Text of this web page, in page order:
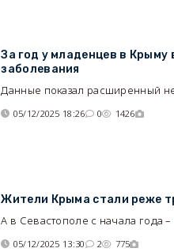
За год у младенцев в
заболевания
Данные показал расширенный
05/12/2025 18:26 0 1426
Жители Крыма стали реже
А в Севастополе с начала года
05/12/2025 13:30 2 775